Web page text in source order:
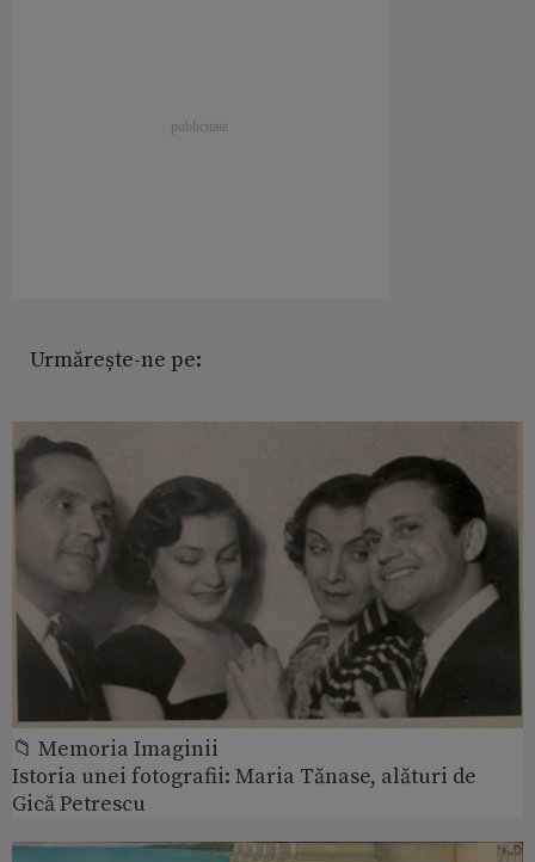
Urmărește-ne pe:
📁 Memoria Imaginii
Istoria unei fotografii: Maria Tănase, alături de
Gică Petrescu